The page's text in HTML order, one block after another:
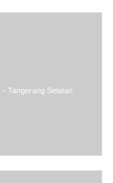
Tangerang Selatan